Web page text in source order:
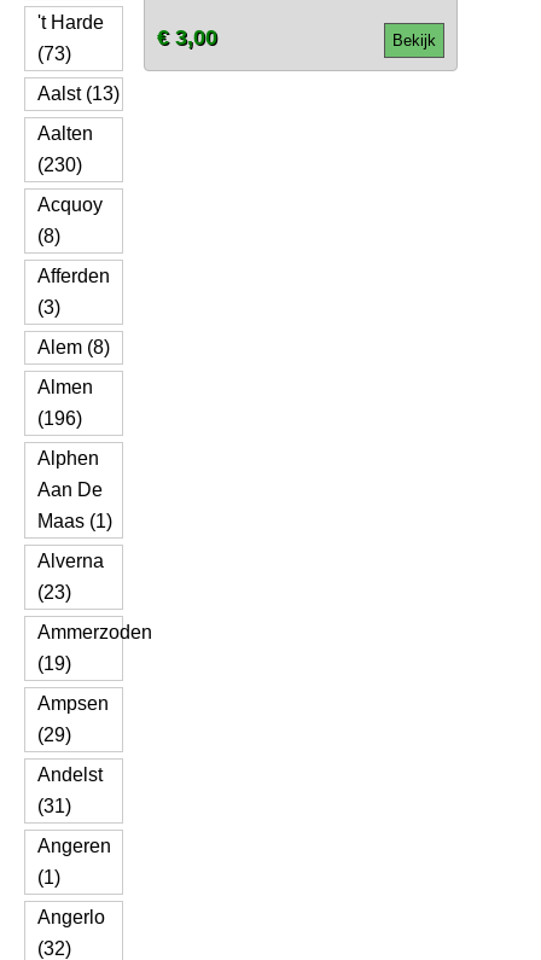
't Harde
(73)
Aalst (13)
Aalten
(230)
Acquoy
(8)
Afferden
(3)
Alem (8)
Almen
(196)
Alphen
Aan De
Maas (1)
Alverna
(23)
Ammerzoden
(19)
Ampsen
(29)
Andelst
(31)
Angeren
(1)
Angerlo
(32)
Bekijk
€ 3,00